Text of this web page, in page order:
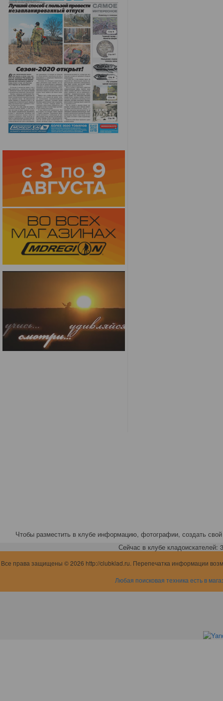
Чтобы разместить в клубе информацию, фотографии, создать свой
Сейчас в клубе кладоискателей:
Все права защищены © 2026 http://clubklad.ru. Перепечатка информации
Любая поисковая техника есть в